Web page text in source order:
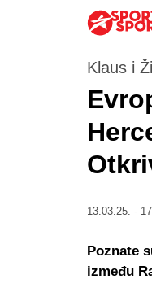
Klaus i
13.03.25. -
Poznate
između